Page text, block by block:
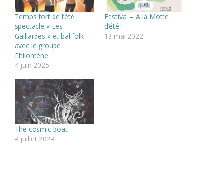
Temps fort de l’été :
spectacle « Les
Gaillardes » et bal folk
avec le groupe
Philomène
4 juin 2025
Festival – A la Motte
d’été !
18 mai 2022
The cosmic boat
4 juillet 2024